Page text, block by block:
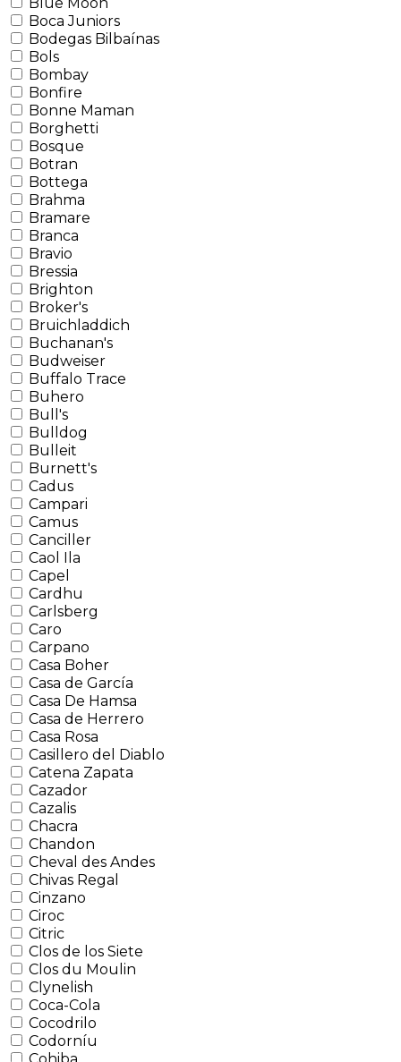
Boca Juniors
Bodegas Bilbaínas
Bols
Bombay
Bonfire
Bonne Maman
Borghetti
Bosque
Botran
Bottega
Brahma
Bramare
Branca
Bravio
Bressia
Brighton
Broker's
Bruichladdich
Buchanan's
Budweiser
Buffalo Trace
Buhero
Bull's
Bulldog
Bulleit
Burnett's
Cadus
Campari
Camus
Canciller
Caol Ila
Capel
Cardhu
Carlsberg
Caro
Carpano
Casa Boher
Casa de García
Casa De Hamsa
Casa de Herrero
Casa Rosa
Casillero del Diablo
Catena Zapata
Cazador
Cazalis
Chacra
Chandon
Cheval des Andes
Chivas Regal
Cinzano
Ciroc
Citric
Clos de los Siete
Clos du Moulin
Clynelish
Coca-Cola
Cocodrilo
Codorníu
Cohiba